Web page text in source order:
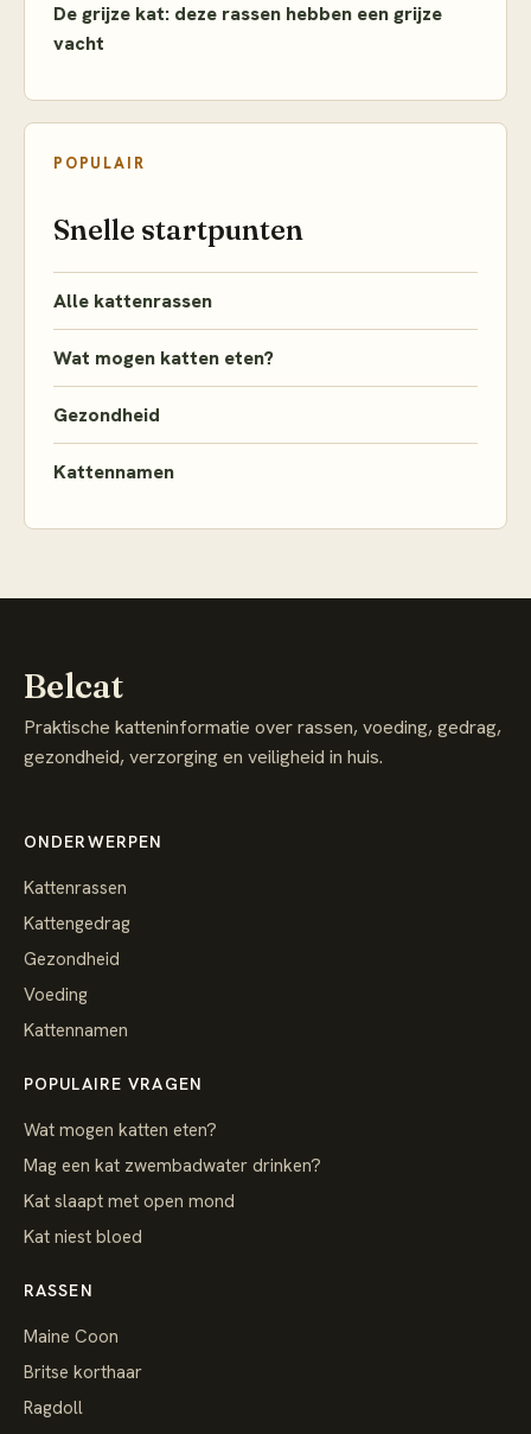
De grijze kat: deze rassen hebben een grijze
vacht
POPULAIR
Snelle startpunten
Alle kattenrassen
Wat mogen katten eten?
Gezondheid
Kattennamen
Belcat
Praktische katteninformatie over rassen, voeding, gedrag,
gezondheid, verzorging en veiligheid in huis.
ONDERWERPEN
Kattenrassen
Kattengedrag
Gezondheid
Voeding
Kattennamen
POPULAIRE VRAGEN
Wat mogen katten eten?
Mag een kat zwembadwater drinken?
Kat slaapt met open mond
Kat niest bloed
RASSEN
Maine Coon
Britse korthaar
Ragdoll